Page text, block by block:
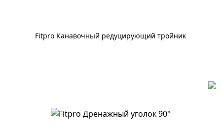
Fitpro Канавочный редуцирующий тройник